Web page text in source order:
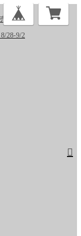
中
28-9/2